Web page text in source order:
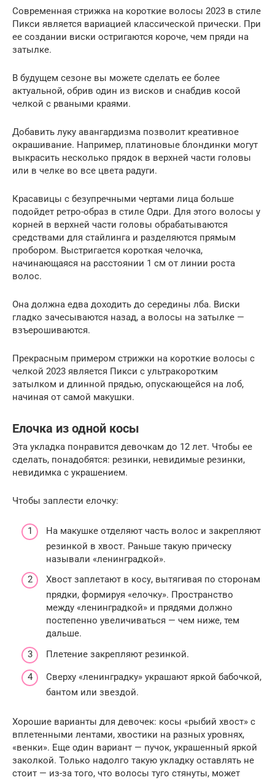
Современная стрижка на короткие волосы 2023 в стиле
Пикси является вариацией классической прически. При
ее создании виски остригаются короче, чем пряди на
затылке.
В будущем сезоне вы можете сделать ее более
актуальной, обрив один из висков и снабдив косой
челкой с рваными краями.
Добавить луку авангардизма позволит креативное
окрашивание. Например, платиновые блондинки могут
выкрасить несколько прядок в верхней части головы
или в челке во все цвета радуги.
Красавицы с безупречными чертами лица больше
подойдет ретро-образ в стиле Одри. Для этого волосы у
корней в верхней части головы обрабатываются
средствами для стайлинга и разделяются прямым
пробором. Выстригается короткая челочка,
начинающаяся на расстоянии 1 см от линии роста
волос.
Она должна едва доходить до середины лба. Виски
гладко зачесываются назад, а волосы на затылке —
взъерошиваются.
Прекрасным примером стрижки на короткие волосы с
челкой 2023 является Пикси с ультракоротким
затылком и длинной прядью, опускающейся на лоб,
начиная от самой макушки.
Елочка из одной косы
Эта укладка понравится девочкам до 12 лет. Чтобы ее
сделать, понадобятся: резинки, невидимые резинки,
невидимка с украшением.
Чтобы заплести елочку:
На макушке отделяют часть волос и закрепляют
резинкой в хвост. Раньше такую прическу
называли «ленинградкой».
Хвост заплетают в косу, вытягивая по сторонам
прядки, формируя «елочку». Пространство
между «ленинградкой» и прядями должно
постепенно увеличиваться — чем ниже, тем
дальше.
Плетение закрепляют резинкой.
Сверху «ленинградку» украшают яркой бабочкой,
бантом или звездой.
Хорошие варианты для девочек: косы «рыбий хвост» с
вплетенными лентами, хвостики на разных уровнях,
«венки». Еще один вариант — пучок, украшенный яркой
заколкой. Только надолго такую укладку оставлять не
стоит — из-за того, что волосы туго стянуты, может